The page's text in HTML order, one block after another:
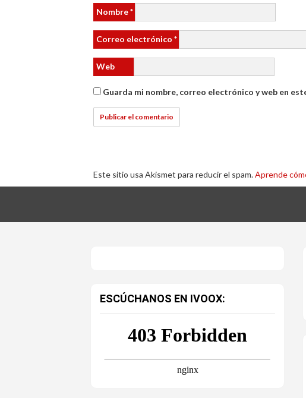
Nombre*
Correo electrónico *
Web
Guarda mi nombre, correo electrónico y web en
Este sitio usa Akismet para reducir el spam.Aprende
ESCÚCHANOS EN IVOOX: